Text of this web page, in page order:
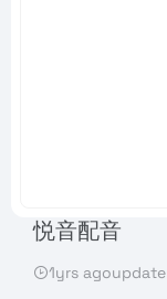
悦音配音
1yrs agoupdate